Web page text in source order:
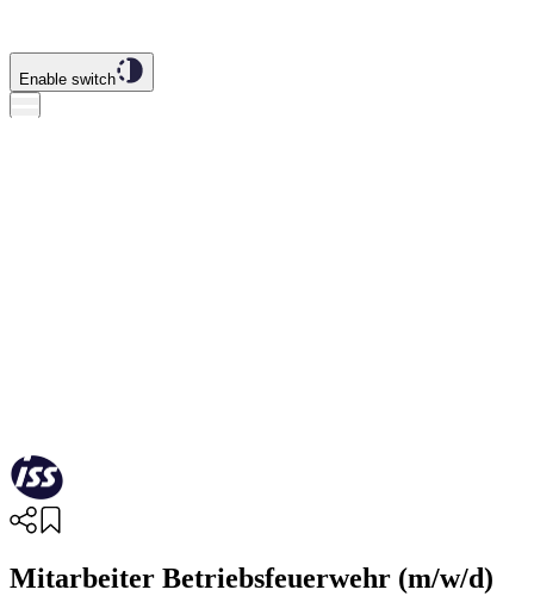
Enable switch
Mitarbeiter Betriebsfeuerwehr (m/w/d)